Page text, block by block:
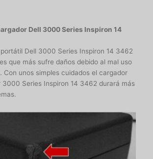
Dell 3000 Series Inspiron 14
Dell 3000 Series Inspiron 14 3462
que más sufre daños debido al mal uso
Con unos simples cuidados el cargador
3000 Series Inspiron 14 3462 durará más